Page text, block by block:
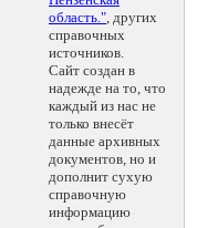
область.", других
справочных
источников.
Сайт создан в
надежде на то, что
каждый из нас не
только внесёт
данные архивных
документов, но и
дополнит сухую
справочную
информацию